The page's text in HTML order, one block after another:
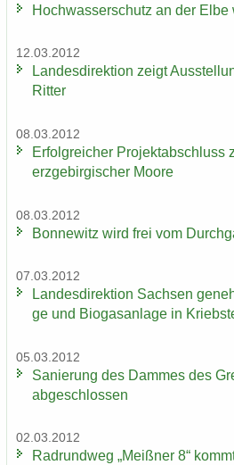
Hoch­was­ser­schutz an der Elbe
12.03.2012
Lan­des­di­rek­ti­on zeigt
Rit­ter
08.03.2012
Er­folg­rei­cher Pro­jekt­ab­schluss
erz­ge­bir­gi­scher Moore
08.03.2012
Bon­ne­witz wird frei vom
07.03.2012
Lan­des­di­rek­ti­on Sach­sen
ge und Bio­gas­an­la­ge in
05.03.2012
Sa­nie­rung des Dam­mes des
ab­ge­schlos­sen
02.03.2012
Rad­rund­weg „Meiß­ner 8“